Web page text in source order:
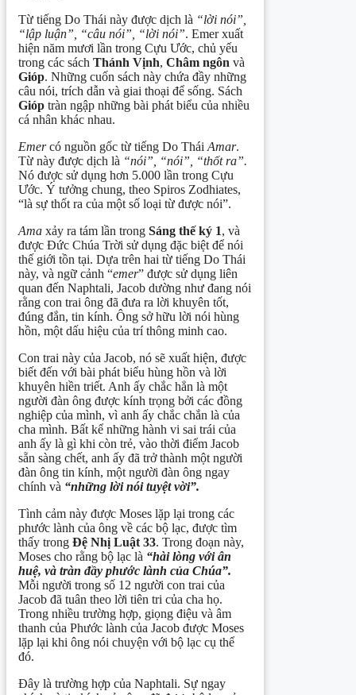
Từ tiếng Do Thái này được dịch là “lời nói”,
“lập luận”, “câu nói”, “lời nói”. Emer xuất
hiện năm mươi lần trong Cựu Ước, chủ yếu
trong các sách Thánh Vịnh, Châm ngôn và
Gióp. Những cuốn sách này chứa đầy những
câu nói, trích dẫn và giai thoại để sống. Sách
Gióp tràn ngập những bài phát biểu của nhiều
cá nhân khác nhau.
Emercó nguồn gốc từ tiếng Do Thái Amar.
Từ này được dịch là “nói”, “nói”, “thốt ra”.
Nó được sử dụng hơn 5.000 lần trong Cựu
Ước. Ý tưởng chung, theo Spiros Zodhiates,
“là sự thốt ra của một số loại từ được nói”.
Ama xảy ra tám lần trong Sáng thế ký 1, và
được Đức Chúa Trời sử dụng đặc biệt để nói
thế giới tồn tại. Dựa trên hai từ tiếng Do Thái
này, và ngữ cảnh “emer” được sử dụng liên
quan đến Naphtali, Jacob dường như đang nói
rằng con trai ông đã đưa ra lời khuyên tốt,
đúng đắn, tin kính. Ông sở hữu lời nói hùng
hồn, một dấu hiệu của trí thông minh cao.
Con trai này của Jacob, nó sẽ xuất hiện, được
biết đến với bài phát biểu hùng hồn và lời
khuyên hiền triết. Anh ấy chắc hẳn là một
người đàn ông được kính trọng bởi các đồng
nghiệp của mình, vì anh ấy chắc chắn là của
cha mình. Bất kể những hành vi sai trái của
anh ấy là gì khi còn trẻ, vào thời điểm Jacob
sẵn sàng chết, anh ấy đã trở thành một người
đàn ông tin kính, một người đàn ông ngay
chính và “những lời nói tuyệt vời”.
Tình cảm này được Moses lặp lại trong các
phước lành của ông về các bộ lạc, được tìm
thấy trong Đệ Nhị Luật 33. Trong đoạn này,
Moses cho rằng bộ lạc là “hài lòng với ân
huệ, và tràn đầy phước lành của Chúa”.
Mỗi người trong số 12 người con trai của
Jacob đã tuân theo lời tiên tri của cha họ.
Trong nhiều trường hợp, giọng điệu và âm
thanh của Phước lành của Jacob được Moses
lặp lại khi ông nói chuyện với bộ lạc cụ thể
đó.
Đây là trường hợp của Naphtali. Sự ngay